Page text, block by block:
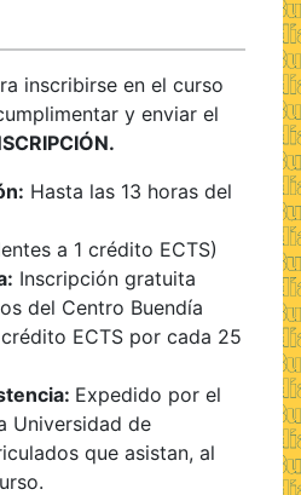
inscribirse en el curso
y enviar el
Hasta las 13 horas del
a 1 crédito ECTS)
Inscripción gratuita
del Centro Buendía
ECTS por cada 25
Expedido por el
Universidad de
que asistan, al